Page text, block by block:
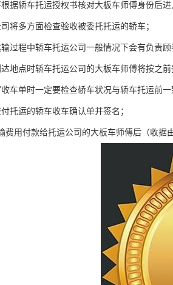
据轿车托运授权书核对大板车师傅身份后进
将多方面检查验收被委托托运的轿车；
过程中轿车托运公司一般情况下会有负责
地点时轿车托运公司的大板车师傅将按之
车单时一定要检查轿车状况与轿车托运前一
托运的轿车收车确认单并签名；
费用付款给托运公司的大板车师傅后（收据